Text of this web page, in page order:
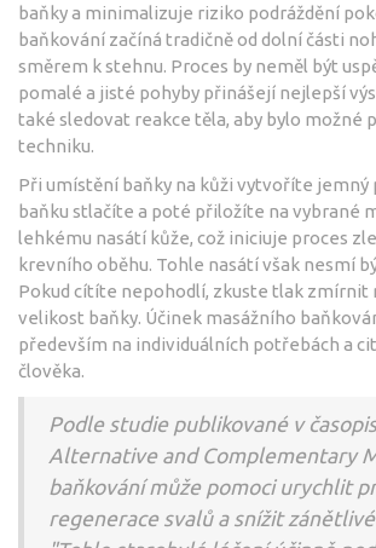
baňky a minimalizuje riziko podráždění
baňkování začíná tradičně od dolní části
směrem k stehnu. Proces by neměl být
pomalé a jisté pohyby přinášejí nejlepší
také sledovat reakce těla, aby bylo možné
techniku.
Při umístění baňky na kůži vytvoříte jemný
baňku stlačíte a poté přiložíte na vybrané
lehkému nasátí kůže, což iniciuje proces
krevního oběhu. Tohle nasátí však nesmí
Pokud cítíte nepohodlí, zkuste tlak zmírnit
velikost baňky. Účinek masážního
především na individuálních potřebách a
člověka.
Podle studie publikované v
Alternative and Complementary
baňkování může pomoci urychlit
regenerace svalů a snížit zánětlivé